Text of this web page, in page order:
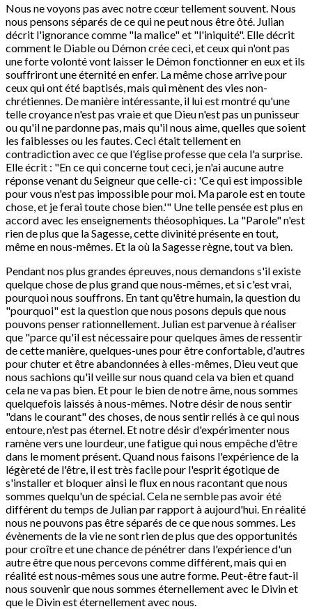
Nous ne voyons pas avec notre cœur tellement souvent. Nous
nous pensons séparés de ce qui ne peut nous être ôté. Julian
décrit l'ignorance comme "la malice" et "l'iniquité". Elle décrit
comment le Diable ou Démon crée ceci, et ceux qui n'ont pas
une forte volonté vont laisser le Démon fonctionner en eux et ils
souffriront une éternité en enfer. La même chose arrive pour
ceux qui ont été baptisés, mais qui mènent des vies non-
chrétiennes. De manière intéressante, il lui est montré qu'une
telle croyance n'est pas vraie et que Dieu n'est pas un punisseur
ou qu'il ne pardonne pas, mais qu'il nous aime, quelles que soient
les faiblesses ou les fautes. Ceci était tellement en
contradiction avec ce que l'église professe que cela l'a surprise.
Elle écrit : "En ce qui concerne tout ceci, je n'ai aucune autre
réponse venant du Seigneur que celle-ci : 'Ce qui est impossible
pour vous n'est pas impossible pour moi. Ma parole est en toute
chose, et je ferai toute chose bien.'" Une telle pensée est plus en
accord avec les enseignements théosophiques. La "Parole" n'est
rien de plus que la Sagesse, cette divinité présente en tout,
même en nous-mêmes. Et la où la Sagesse règne, tout va bien.
Pendant nos plus grandes épreuves, nous demandons s'il existe
quelque chose de plus grand que nous-mêmes, et si c'est vrai,
pourquoi nous souffrons. En tant qu'être humain, la question du
"pourquoi" est la question que nous posons depuis que nous
pouvons penser rationnellement. Julian est parvenue à réaliser
que "parce qu'il est nécessaire pour quelques âmes de ressentir
de cette manière, quelques-unes pour être confortable, d'autres
pour chuter et être abandonnées à elles-mêmes, Dieu veut que
nous sachions qu'il veille sur nous quand cela va bien et quand
cela ne va pas bien. Et pour le bien de notre âme, nous sommes
quelquefois laissés à nous-mêmes. Notre désir de nous sentir
"dans le courant" des choses, de nous sentir reliés à ce qui nous
entoure, n'est pas éternel. Et notre désir d'expérimenter nous
ramène vers une lourdeur, une fatigue qui nous empêche d'être
dans le moment présent. Quand nous faisons l'expérience de la
légèreté de l'être, il est très facile pour l'esprit égotique de
s'installer et bloquer ainsi le flux en nous racontant que nous
sommes quelqu'un de spécial. Cela ne semble pas avoir été
différent du temps de Julian par rapport à aujourd'hui. En réalité
nous ne pouvons pas être séparés de ce que nous sommes. Les
évènements de la vie ne sont rien de plus que des opportunités
pour croître et une chance de pénétrer dans l'expérience d'un
autre être que nous percevons comme différent, mais qui en
réalité est nous-mêmes sous une autre forme. Peut-être faut-il
nous souvenir que nous sommes éternellement avec le Divin et
que le Divin est éternellement avec nous.